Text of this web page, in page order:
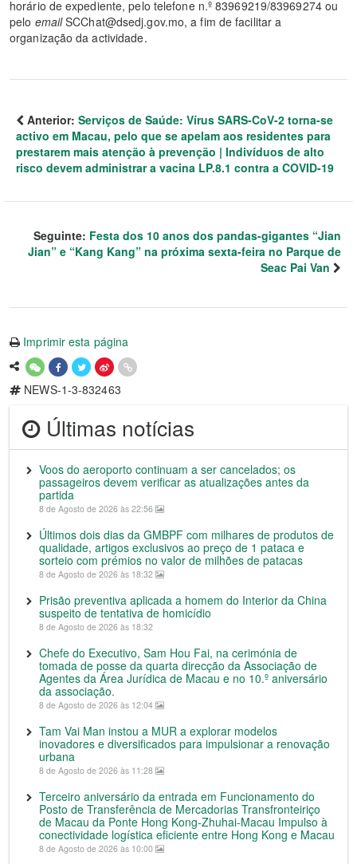
horário de expediente, pelo telefone n.º 83969219/83969274 ou
pelo emailSCChat@dsedj.gov.mo, a fim de facilitar a
organização da actividade.
Anterior: Serviços de Saúde: Vírus SARS-CoV-2 torna-se
activo em Macau, pelo que se apelam aos residentes para
prestarem mais atenção à prevenção | Indivíduos de alto
risco devem administrar a vacina LP.8.1 contra a COVID-19
Seguinte: Festa dos 10 anos dos pandas-gigantes “Jian
Jian” e “Kang Kang” na próxima sexta-feira no Parque de
Seac Pai Van
Imprimir esta página
NEWS-1-3-832463
Últimas notícias
Voos do aeroporto continuam a ser cancelados; os
passageiros devem verificar as atualizações antes da
partida
8 de Agosto de 2026 às 22:56
Últimos dois dias da GMBPF com milhares de produtos de
qualidade, artigos exclusivos ao preço de 1 pataca e
sorteio com prémios no valor de milhões de patacas
8 de Agosto de 2026 às 18:32
Prisão preventiva aplicada a homem do Interior da China
suspeito de tentativa de homicídio
8 de Agosto de 2026 às 18:32
Chefe do Executivo, Sam Hou Fai, na cerimónia de
tomada de posse da quarta direcção da Associação de
Agentes da Área Jurídica de Macau e no 10.º aniversário
da associação.
8 de Agosto de 2026 às 12:04
Tam Vai Man instou a MUR a explorar modelos
inovadores e diversificados para impulsionar a renovação
urbana
8 de Agosto de 2026 às 11:28
Terceiro aniversário da entrada em Funcionamento do
Posto de Transferência de Mercadorias Transfronteiriço
de Macau da Ponte Hong Kong-Zhuhai-Macau Impulso à
conectividade logística eficiente entre Hong Kong e Macau
8 de Agosto de 2026 às 10:00